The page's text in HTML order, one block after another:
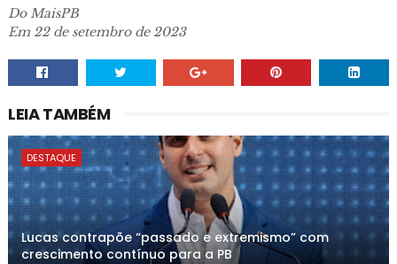
Do MaisPB
Em 22 de setembro de 2023
LEIA TAMBÉM
DESTAQUE
Lucas contrapõe “passado e extremismo” com
crescimento contínuo para a PB